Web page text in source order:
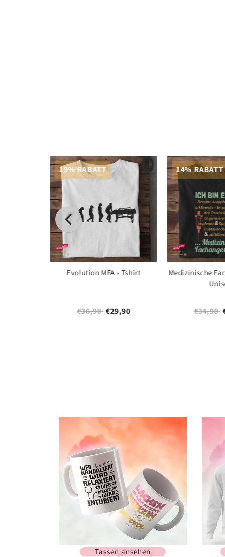
19% RABATT
Evolution MFA - Tshirt
€36,90 €29,90
14% RABATT
Medizinische
€34,90
Tassen ansehen